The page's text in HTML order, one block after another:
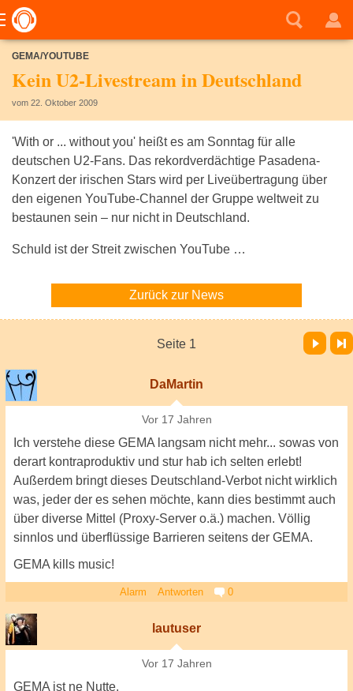
GEMA/YOUTUBE
Kein U2-Livestream in Deutschland
vom 22. Oktober 2009
'With or ... without you' heißt es am Sonntag für alle
deutschen U2-Fans. Das rekordverdächtige Pasadena-
Konzert der irischen Stars wird per Liveübertragung über
den eigenen YouTube-Channel der Gruppe weltweit zu
bestaunen sein – nur nicht in Deutschland.
Schuld ist der Streit zwischen YouTube …
Zurück zur News
Seite 1
Vor Letzte Seite
DaMartin
Vor 17 Jahren
Ich verstehe diese GEMA langsam nicht mehr... sowas von
derart kontraproduktiv und stur hab ich selten erlebt!
Außerdem bringt dieses Deutschland-Verbot nicht wirklich
was, jeder der es sehen möchte, kann dies bestimmt auch
über diverse Mittel (Proxy-Server o.ä.) machen. Völlig
sinnlos und überflüssige Barrieren seitens der GEMA.
GEMA kills music!
Alarm Antworten 0
lautuser
Vor 17 Jahren
GEMA ist ne Nutte.